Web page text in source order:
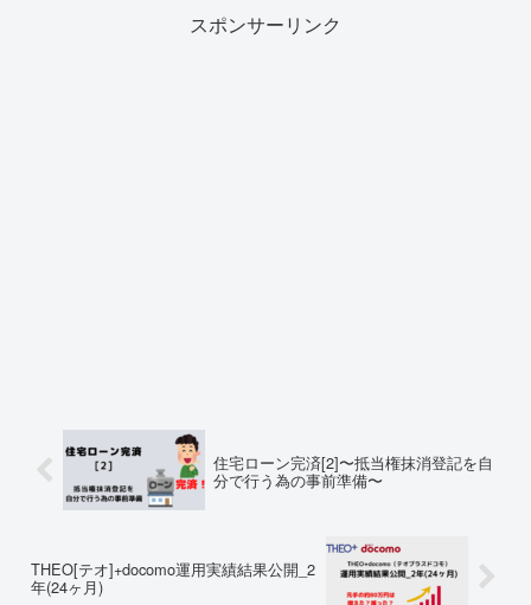
スポンサーリンク
住宅ローン完済[2]〜抵当権抹消登記を自
分で行う為の事前準備〜
THEO[テオ]+docomo運用実績結果公開_2
年(24ヶ月)